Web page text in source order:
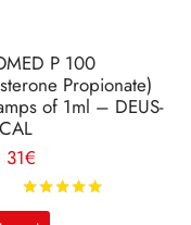
P 100
Propionate)
of 1ml – DEUS-
Le
prix
initial
31€
prix
actuel